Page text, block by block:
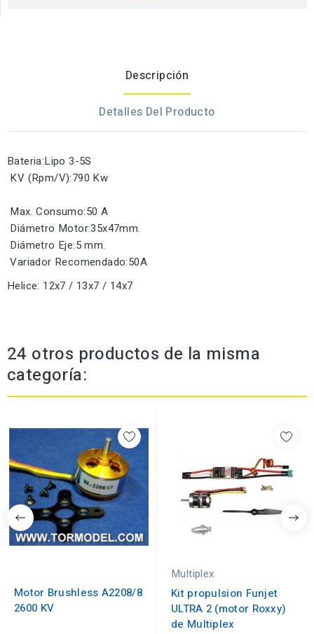
Descripción
Detalles Del Producto
Bateria:Lipo 3-5S
KV (Rpm/V):790 Kw
Max. Consumo:50 A
Diámetro Motor:35x47mm.
Diámetro Eje:5 mm.
Variador Recomendado:50A
Helice: 12x7 / 13x7 / 14x7
24 otros productos de la misma
categoría:
Motor Brushless A2208/8
2600 KV
Multiplex
Kit propulsion Funjet
ULTRA 2 (motor Roxxy)
de Multiplex